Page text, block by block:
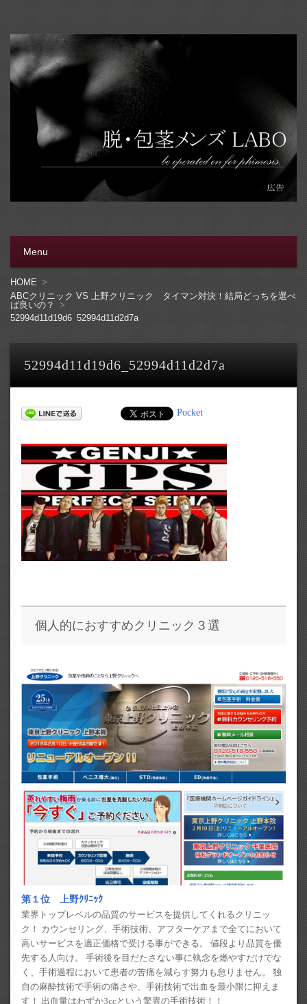
Menu
コンテンツへ移動
HOME
ABCクリニック VS 上野クリニック タイマン対決！結局どっちを選べ
ば良いの？
52994d11d19d6_52994d11d2d7a
52994d11d19d6_52994d11d2d7a
Pocket
個人的におすすめクリニック３選
第１位 上野ｸﾘﾆｯｸ
業界トップレベルの品質のサービスを提供してくれるクリニッ
ク！ カウンセリング、手術技術、アフターケアまで全てにおいて
高いサービスを適正価格で受ける事ができる。 値段より品質を優
先する人向け。 手術後を目だたさない事に執念を燃やすだけでな
く、手術過程において患者の苦痛を減らす努力も怠りません。 独
自の麻酔技術で手術の痛さや、手術技術で出血を最小限に抑えま
す！ 出血量はわずか3ccという驚異の手術技術！！